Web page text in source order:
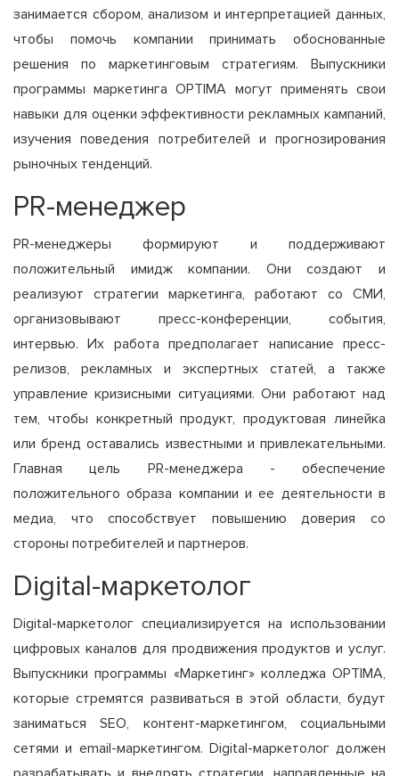
занимается сбором, анализом и интерпретацией данных,
чтобы помочь компании принимать обоснованные
решения по маркетинговым стратегиям. Выпускники
программы маркетинга OPTIMA могут применять свои
навыки для оценки эффективности рекламных кампаний,
изучения поведения потребителей и прогнозирования
рыночных тенденций.
PR-менеджер
PR-менеджеры формируют и поддерживают
положительный имидж компании. Они создают и
реализуют стратегии маркетинга, работают со СМИ,
организовывают пресс-конференции, события,
интервью. Их работа предполагает написание пресс-
релизов, рекламных и экспертных статей, а также
управление кризисными ситуациями. Они работают над
тем, чтобы конкретный продукт, продуктовая линейка
или бренд оставались известными и привлекательными.
Главная цель PR-менеджера - обеспечение
положительного образа компании и ее деятельности в
медиа, что способствует повышению доверия со
стороны потребителей и партнеров.
Digital-маркетолог
Digital-маркетолог специализируется на использовании
цифровых каналов для продвижения продуктов и услуг.
Выпускники программы «Маркетинг» колледжа OPTIMA,
которые стремятся развиваться в этой области, будут
заниматься SEO, контент-маркетингом, социальными
сетями и email-маркетингом. Digital-маркетолог должен